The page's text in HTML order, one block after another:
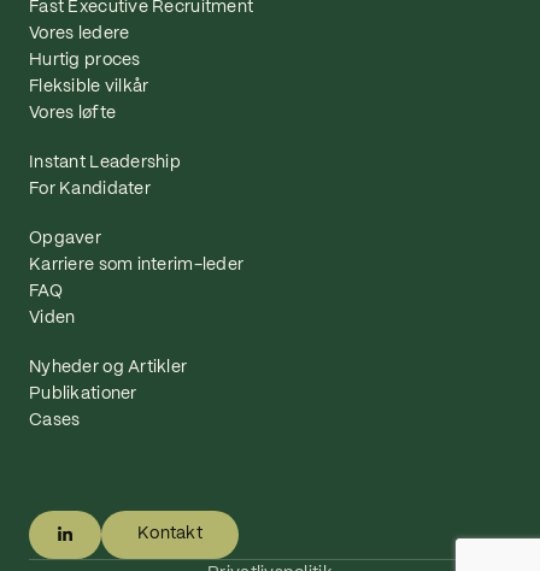
Fast Executive Recruitment
Vores ledere
Hurtig proces
Fleksible vilkår
Vores løfte
Instant Leadership
For Kandidater
Opgaver
Karriere som interim-leder
FAQ
Viden
Nyheder og Artikler
Publikationer
Cases
Kontakt